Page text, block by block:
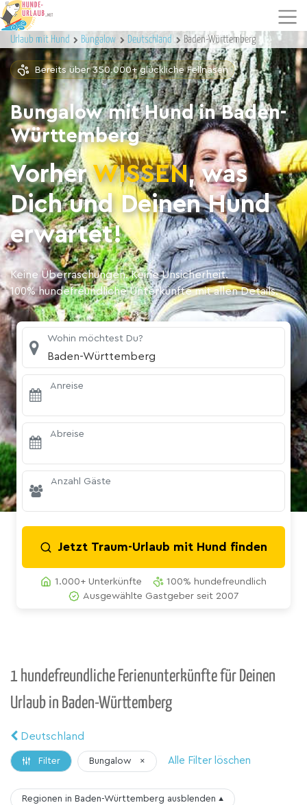
Urlaub mit Hund Bungalow Deutschland Baden-Württemberg
Bereits über 350.000+ glückliche Fellnasen
Bungalow mit Hund in Baden-
Württemberg
VorherWISSEN, was
Dich und Deinen Hund
erwartet!
Keine Überraschungen. Keine Unsicherheit.
100% hundefreundliche Unterkünfte mit allen Details.
Wohin möchtest Du?
Baden-Württemberg
Anreise
Abreise
Anzahl Gäste
Jetzt Traum-Urlaub mit Hund finden
1.000+ Unterkünfte
100% hundefreundlich
Ausgewählte Gastgeber seit 2007
1 hundefreundliche Ferienunterkünfte für Deinen
Urlaub in Baden-Württemberg
Deutschland
Filter Bungalow × Alle Filter löschen
Regionen in Baden-Württemberg ausblenden ▴